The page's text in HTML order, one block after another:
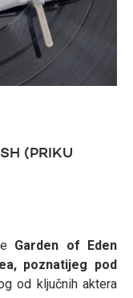
(PRIKU
Garden of Eden
poznatijeg pod
od ključnih aktera